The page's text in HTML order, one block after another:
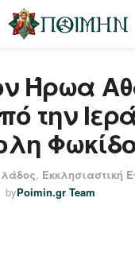
Ήρωα
την
, Εκκλησιαστική
byPoimin.gr Team